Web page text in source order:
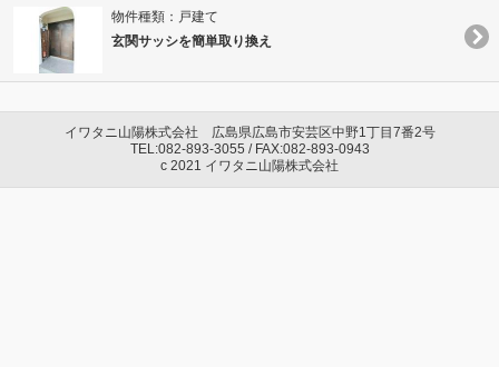
物件種類：戸建て
玄関サッシを簡単取り換え
イワタニ山陽株式会社 広島県広島市安芸区中野1丁目7番2号
TEL:082-893-3055 / FAX:082-893-0943
c 2021 イワタニ山陽株式会社